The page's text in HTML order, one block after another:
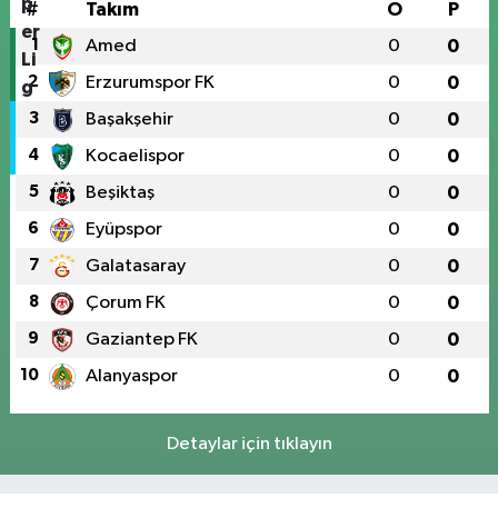
# Takım O P
1 Amed 0 0
2 Erzurumspor FK 0 0
3 Başakşehir 0 0
4 Kocaelispor 0 0
5 Beşiktaş 0 0
6 Eyüpspor 0 0
7 Galatasaray 0 0
8 Çorum FK 0 0
9 Gaziantep FK 0 0
10 Alanyaspor 0 0
Detaylar için tıklayın